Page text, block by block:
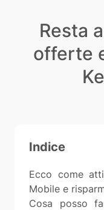
Resta
offerte
Indice
Ecco come
Mobile e
Cosa posso